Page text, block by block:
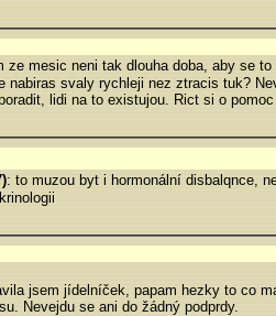
ze mesic neni tak dlouha doba, aby se
nabiras svaly rychleji nez ztracis tuk?
lidi na to existujou. Rict si o
: to muzou byt i hormonální disbalqnce,
jsem jídelníček, papam hezky to co
Nevejdu se ani do žádný podprdy.